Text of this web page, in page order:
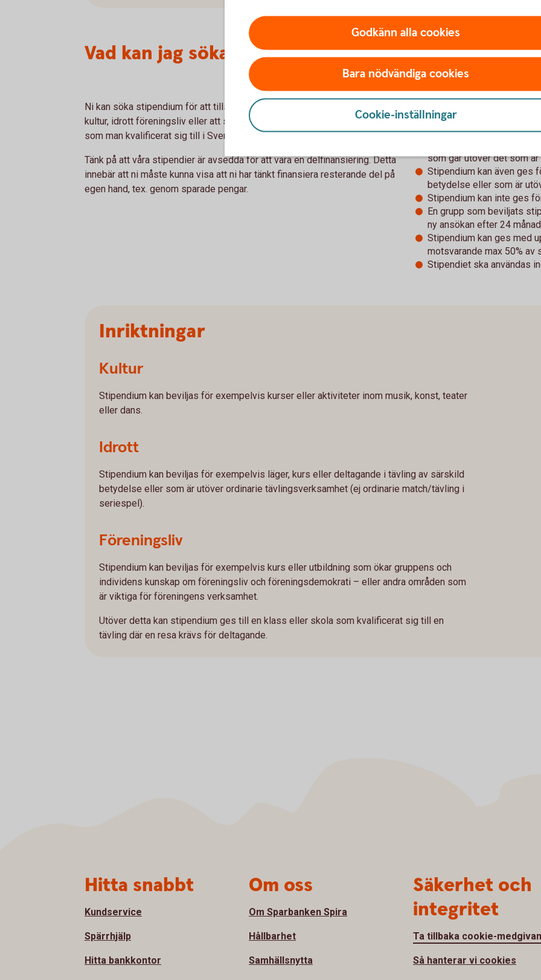
Vad kan jag söka stipendium för?
Ni kan söka stipendium för att tillsammans utvecklas inom områdena
kultur, idrott föreningsliv eller att som klass eller skola delta i en tävling
som man kvalificerat sig till i Sverige eller utomlands.
Tänk på att våra stipendier är avsedda för att vara en delfinansiering. Detta
innebär att ni måste kunna visa att ni har tänkt finansiera resterande del på
egen hand, tex. genom sparade pengar.
Mer information
Ansökan ska göras i god
på en längre resa så vill vi
Stipendium ges till
det finns en poäng med
som går utöver det som
Stipendium kan även ges
betydelse eller som är
Stipendium kan inte ges
En grupp som beviljats
ny ansökan efter 24
Stipendium kan ges med
motsvarande max 50% av
Stipendiet ska användas
Inriktningar
Kultur
Stipendium kan beviljas för exempelvis kurser eller aktiviteter inom musik, konst, teater
eller dans.
Idrott
Stipendium kan beviljas för exempelvis läger, kurs eller deltagande i tävling av särskild
betydelse eller som är utöver ordinarie tävlingsverksamhet (ej ordinarie match/tävling i
seriespel).
Föreningsliv
Stipendium kan beviljas för exempelvis kurs eller utbildning som ökar gruppens och
individens kunskap om föreningsliv och föreningsdemokrati – eller andra områden som
är viktiga för föreningens verksamhet.
Utöver detta kan stipendium ges till en klass eller skola som kvalificerat sig till en
tävling där en resa krävs för deltagande.
Godkänn alla cookies
Bara nödvändiga cookies
Cookie-inställningar
Hitta snabbt
Kundservice
Spärrhjälp
Hitta bankkontor
Om oss
Om Sparbanken Spira
Hållbarhet
Samhällsnytta
Säkerhet och
integritet
Ta tillbaka cookie-
Så hanterar vi cookies